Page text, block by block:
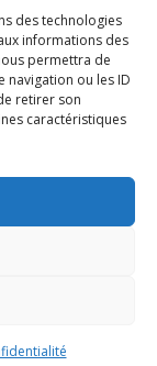
des technologies
informations des
permettra de
ou les ID
retirer son
caractéristiques